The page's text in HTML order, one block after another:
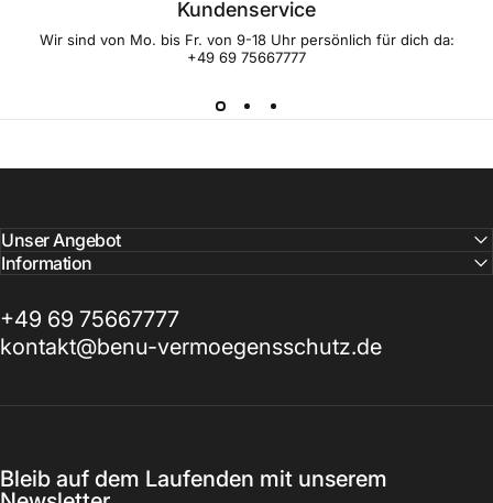
Kundenservice
Wir sind von Mo. bis Fr. von 9-18 Uhr persönlich für dich da:
+49 69 75667777
Unser Angebot
Information
+49 69 75667777
kontakt@benu-vermoegensschutz.de
Bleib auf dem Laufenden mit unserem